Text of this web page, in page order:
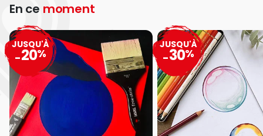
En ce moment
JUSQU'À
-20%
JUSQU'À
-30%